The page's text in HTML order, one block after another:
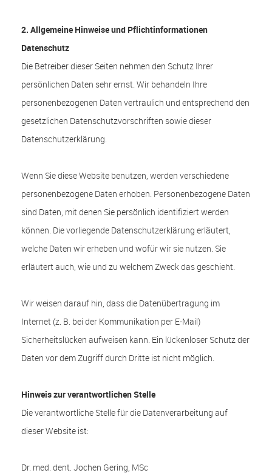
2. Allgemeine Hinweise und Pflicht­informationen
Datenschutz
Die Betreiber dieser Seiten nehmen den Schutz Ihrer
persönlichen Daten sehr ernst. Wir behandeln Ihre
personenbezogenen Daten vertraulich und entsprechend den
gesetzlichen Datenschutzvorschriften sowie dieser
Datenschutzerklärung.
Wenn Sie diese Website benutzen, werden verschiedene
personenbezogene Daten erhoben. Personenbezogene Daten
sind Daten, mit denen Sie persönlich identifiziert werden
können. Die vorliegende Datenschutzerklärung erläutert,
welche Daten wir erheben und wofür wir sie nutzen. Sie
erläutert auch, wie und zu welchem Zweck das geschieht.
Wir weisen darauf hin, dass die Datenübertragung im
Internet (z. B. bei der Kommunikation per E-Mail)
Sicherheitslücken aufweisen kann. Ein lückenloser Schutz der
Daten vor dem Zugriff durch Dritte ist nicht möglich.
Hinweis zur verantwortlichen Stelle
Die verantwortliche Stelle für die Datenverarbeitung auf
dieser Website ist:
Dr. med. dent. Jochen Gering, MSc